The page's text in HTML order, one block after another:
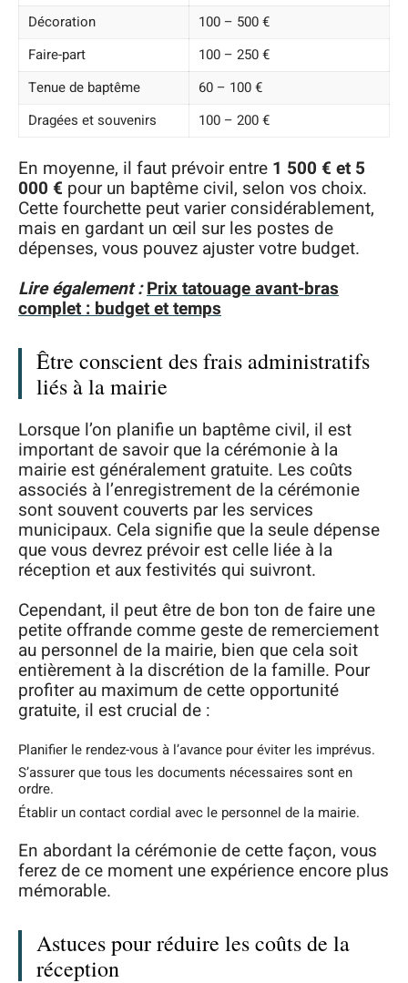
Décoration
100 – 500 €
Faire-part
100 – 250 €
Tenue de baptême
60 – 100 €
Dragées et souvenirs
100 – 200 €
En moyenne, il faut prévoir entre 1 500 € et 5
000 € pour un baptême civil, selon vos choix.
Cette fourchette peut varier considérablement,
mais en gardant un œil sur les postes de
dépenses, vous pouvez ajuster votre budget.
Lire également :Prix tatouage avant-bras
complet : budget et temps
Être conscient des frais administratifs
liés à la mairie
Lorsque l’on planifie un baptême civil, il est
important de savoir que la cérémonie à la
mairie est généralement gratuite. Les coûts
associés à l’enregistrement de la cérémonie
sont souvent couverts par les services
municipaux. Cela signifie que la seule dépense
que vous devrez prévoir est celle liée à la
réception et aux festivités qui suivront.
Cependant, il peut être de bon ton de faire une
petite offrande comme geste de remerciement
au personnel de la mairie, bien que cela soit
entièrement à la discrétion de la famille. Pour
profiter au maximum de cette opportunité
gratuite, il est crucial de :
Planifier le rendez-vous à l’avance pour éviter les imprévus.
S’assurer que tous les documents nécessaires sont en
ordre.
Établir un contact cordial avec le personnel de la mairie.
En abordant la cérémonie de cette façon, vous
ferez de ce moment une expérience encore plus
mémorable.
Astuces pour réduire les coûts de la
réception